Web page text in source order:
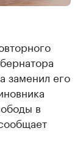
заменил его
в